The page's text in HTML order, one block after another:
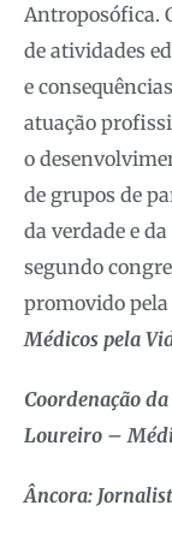
Antroposófica.
de atividades
e
atuação
o
de grupos de
da verdade e
segundo
promovido pela
Médicos pela
Coordenação
Loureiro –
Âncora: